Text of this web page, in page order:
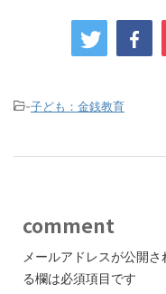
-子ども：金銭教育
comment
メールアドレスが公開さ
る欄は必須項目です